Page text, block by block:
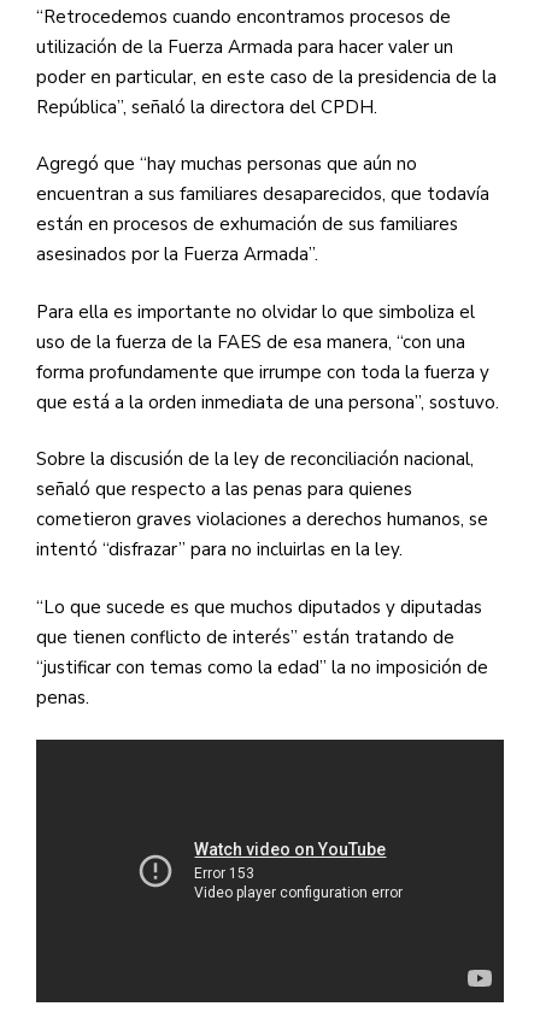
“Retrocedemos cuando encontramos procesos de
utilización de la Fuerza Armada para hacer valer un
poder en particular, en este caso de la presidencia de la
República”, señaló la directora del CPDH.
Agregó que “hay muchas personas que aún no
encuentran a sus familiares desaparecidos, que todavía
están en procesos de exhumación de sus familiares
asesinados por la Fuerza Armada”.
Para ella es importante no olvidar lo que simboliza el
uso de la fuerza de la FAES de esa manera, “con una
forma profundamente que irrumpe con toda la fuerza y
que está a la orden inmediata de una persona”, sostuvo.
Sobre la discusión de la ley de reconciliación nacional,
señaló que respecto a las penas para quienes
cometieron graves violaciones a derechos humanos, se
intentó “disfrazar” para no incluirlas en la ley.
“Lo que sucede es que muchos diputados y diputadas
que tienen conflicto de interés” están tratando de
“justificar con temas como la edad” la no imposición de
penas.